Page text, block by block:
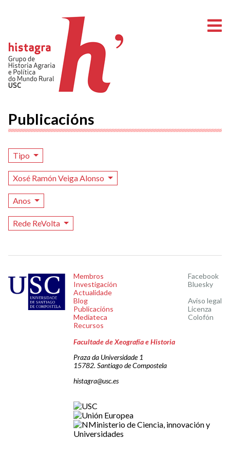
Publicacións
Tipo
Xosé Ramón Veiga Alonso
Anos
Rede ReVolta
Membros
Investigación
Actualidade
Blog
Publicacións
Mediateca
Recursos
Facebook
Bluesky
Aviso legal
Licenza
Colofón
Facultade de Xeografía e Historia
Praza da Universidade 1
15782. Santiago de Compostela
histagra@usc.es